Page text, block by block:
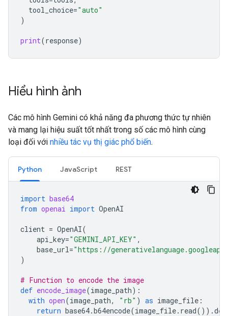
tool_choice="auto"
)
print(response)
Hiểu hình ảnh
Các mô hình Gemini có khả năng đa phương thức tự nhiên
và mang lại hiệu suất tốt nhất trong số các mô hình cùng
loại đối với nhiều tác vụ thị giác phổ biến.
Python JavaScript REST
import base64
from openai import OpenAI
client = OpenAI(
api_key="GEMINI_API_KEY" ,
base_url="https://
)
# Function to encode the image
def encode_image(image_path):
with open(image_path, "rb" ) as image_file :
return base64.b64encode(image_file. read()) .